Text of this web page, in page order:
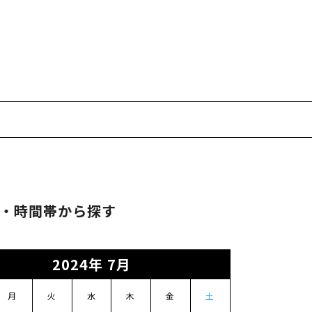
時間帯から探す
2024年 7月
月 火 水 木 金 土